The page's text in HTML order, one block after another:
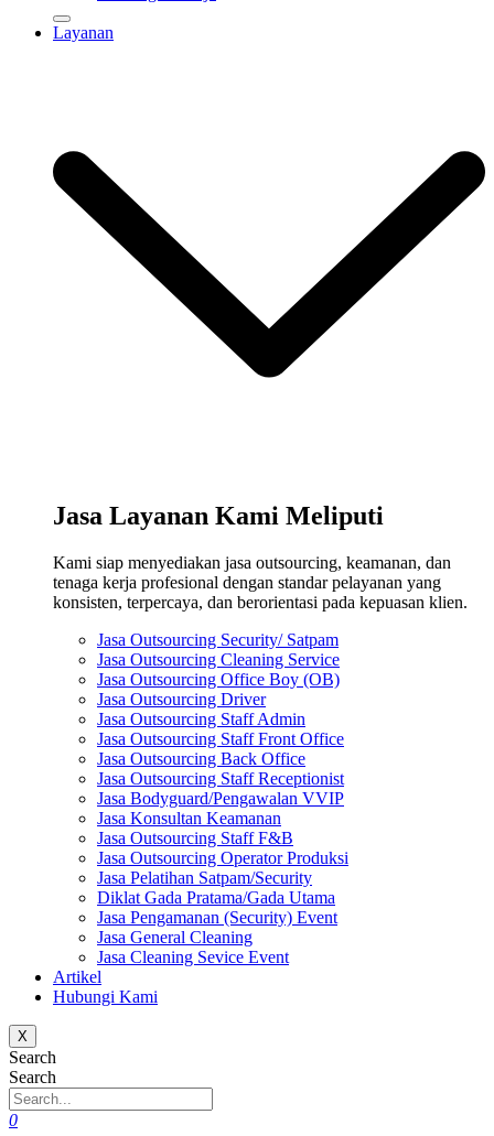
Layanan
Jasa Layanan Kami Meliputi
Kami siap menyediakan jasa outsourcing, keamanan, dan
tenaga kerja profesional dengan standar pelayanan yang
konsisten, terpercaya, dan berorientasi pada kepuasan klien.
Jasa Outsourcing Security/ Satpam
Jasa Outsourcing Cleaning Service
Jasa Outsourcing Office Boy (OB)
Jasa Outsourcing Driver
Jasa Outsourcing Staff Admin
Jasa Outsourcing Staff Front Office
Jasa Outsourcing Back Office
Jasa Outsourcing Staff Receptionist
Jasa Bodyguard/Pengawalan VVIP
Jasa Konsultan Keamanan
Jasa Outsourcing Staff F&B
Jasa Outsourcing Operator Produksi
Jasa Pelatihan Satpam/Security
Diklat Gada Pratama/Gada Utama
Jasa Pengamanan (Security) Event
Jasa General Cleaning
Jasa Cleaning Sevice Event
Artikel
Hubungi Kami
X
Search
Search
0